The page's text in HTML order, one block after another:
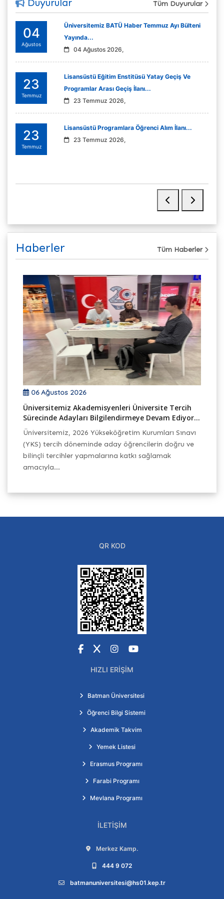
Duyurular Tüm Duyurular
04
Ağustos
Üniversitemiz BATÜ Haber Temmuz Ayı Bülteni
Yayında...
04 Ağustos 2026,
23
Temmuz
Lisansüstü Eğitim Enstitüsü Yatay Geçiş Ve
Programlar Arası Geçiş İlanı...
23 Temmuz 2026,
23
Temmuz
Lisansüstü Programlara Öğrenci Alım İlanı...
23 Temmuz 2026,
Haberler Tüm Haberler
06 Ağustos 2026
Üniversitemiz Akademisyenleri Üniversite Tercih
Sürecinde Adayları Bilgilendirmeye Devam Ediyor...
Üniversitemiz, 2026 Yükseköğretim Kurumları Sınavı
(YKS) tercih döneminde aday öğrencilerin doğru ve
bilinçli tercihler yapmalarına katkı sağlamak
amacıyla...
QR KOD
Facebook
X Instagram
YouTube
HIZLI ERIŞIM
Batman Üniversitesi
Öğrenci Bilgi Sistemi
Akademik Takvim
Yemek Listesi
Erasmus Programı
Farabi Programı
Mevlana Programı
İLETIŞIM
Adres:
Merkez Kamp.
Telefon:
444 9 072
E-posta:
batmanuniversitesi@hs01.kep.tr